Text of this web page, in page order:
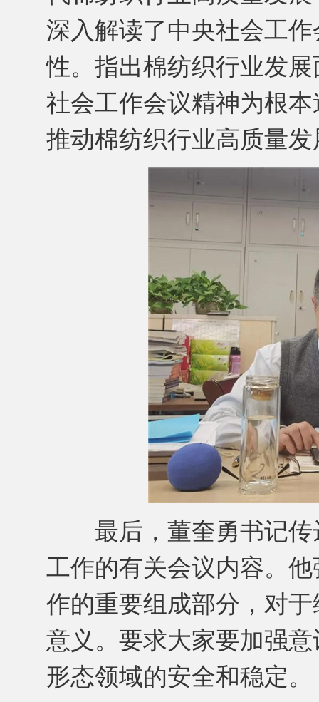
深入解读了中央社会工
性。指出棉纺织行业发
社会工作会议精神为根
推动棉纺织行业高质量发
最后，董奎勇书记传
工作的有关会议内容。
作的重要组成部分，对
意义。要求大家要加强
形态领域的安全和稳定。